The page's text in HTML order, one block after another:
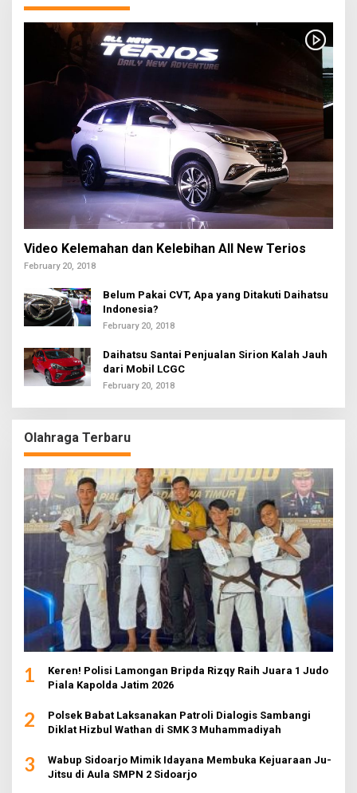
Video Kelemahan dan Kelebihan All New Terios
February 20, 2018
Belum Pakai CVT, Apa yang Ditakuti Daihatsu
Indonesia?
February 20, 2018
Daihatsu Santai Penjualan Sirion Kalah Jauh
dari Mobil LCGC
February 20, 2018
Olahraga Terbaru
1
Keren! Polisi Lamongan Bripda Rizqy Raih Juara 1 Judo
Piala Kapolda Jatim 2026
2
Polsek Babat Laksanakan Patroli Dialogis Sambangi
Diklat Hizbul Wathan di SMK 3 Muhammadiyah
3
Wabup Sidoarjo Mimik Idayana Membuka Kejuaraan Ju-
Jitsu di Aula SMPN 2 Sidoarjo